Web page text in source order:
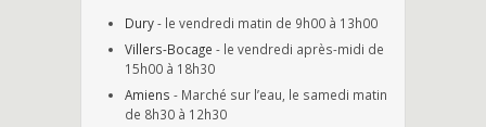
Dury- le vendredi matin de 9h00 à 13h00
Villers-Bocage - le vendredi après-midi de
15h00 à 18h30
Amiens - Marché sur l’eau, le samedi matin
de 8h30 à 12h30